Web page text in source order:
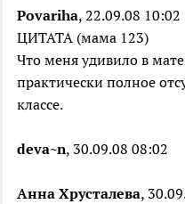
Povariha, 22.09.08 10:02
ЦИТАТА (мама 123)
Что меня удивило в
практически полное
классе.
deva~n, 30.09.08 08:02
Анна Хрусталева,